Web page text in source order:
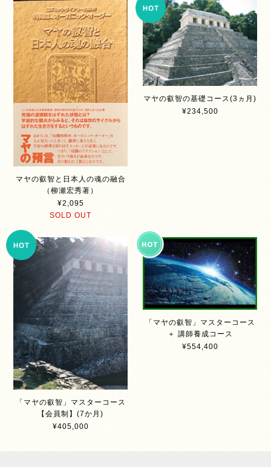
マヤの叡智と日本人の魂の融合
（柳瀬宏秀著）
¥2,095
SOLD OUT
マヤの叡智の基礎コース(3ヵ月)
¥234,500
「マヤの叡智」マスターコース
【会員制】(7か月)
¥405,000
「マヤの叡智」マスターコース
＋ 講師養成コース
¥554,400